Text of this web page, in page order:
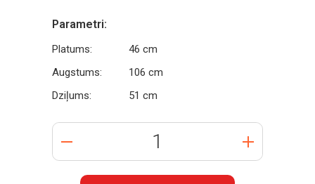
Parametri:
Platums:
46 cm
Augstums:
106 cm
Dziļums:
51 cm